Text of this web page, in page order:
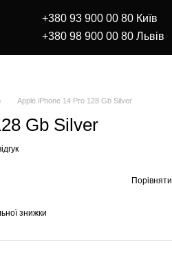
+380 93 900 00 80 Київ
+380 98 900 00 80 Львів
Apple iPhone 14 Pro 128 Gb Silver
Gb Silver
Порівняти
знижки